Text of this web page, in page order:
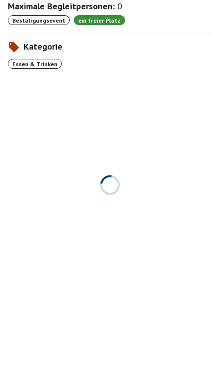
Maximale Begleitpersonen: 0
Bestätigungsevent ein freier Platz
Kategorie
Essen & Trinken